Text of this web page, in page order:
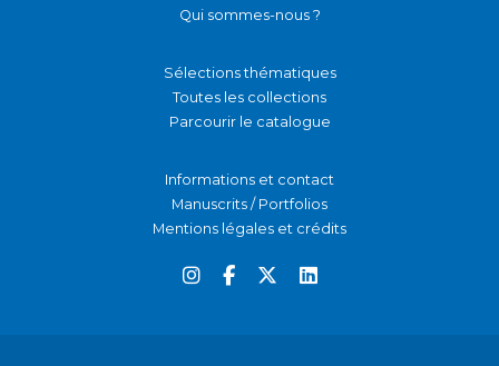
Qui sommes-nous ?
Sélections thématiques
Toutes les collections
Parcourir le catalogue
Informations et contact
Manuscrits / Portfolios
Mentions légales et crédits